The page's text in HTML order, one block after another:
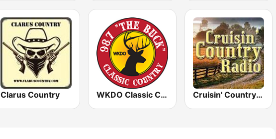
Clarus Country WKDO Classic Country 98.7 Cruisin' Country Radio